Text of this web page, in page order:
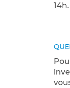
14h.